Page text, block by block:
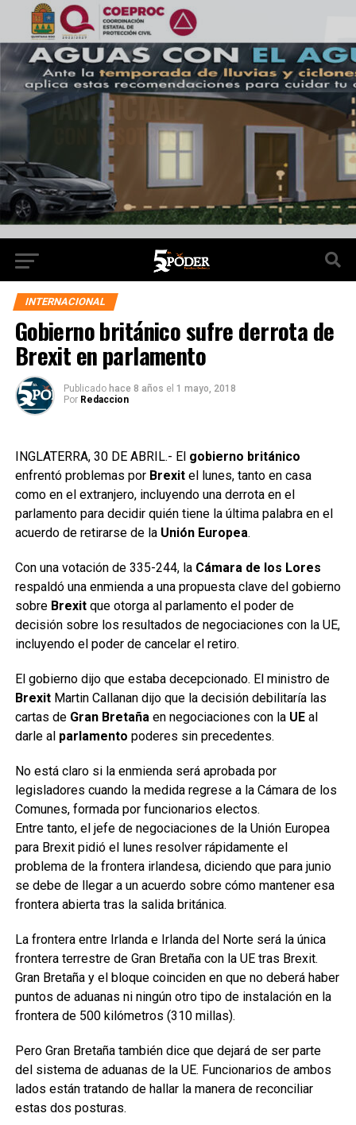
INTERNACIONAL
Gobierno británico sufre derrota de
Brexit en parlamento
Publicado hace 8 años el 1 mayo, 2018
Por Redaccion
INGLATERRA, 30 DE ABRIL.- El gobierno británico
enfrentó problemas por Brexitel lunes, tanto en casa
como en el extranjero, incluyendo una derrota en el
parlamento para decidir quién tiene la última palabra en el
acuerdo de retirarse de la Unión Europea.
Con una votación de 335-244, la Cámara de los Lores
respaldó una enmienda a una propuesta clave del gobierno
sobre Brexitque otorga al parlamento el poder de
decisión sobre los resultados de negociaciones con la UE,
incluyendo el poder de cancelar el retiro.
El gobierno dijo que estaba decepcionado. El ministro de
BrexitMartin Callanan dijo que la decisión debilitaría las
cartas de Gran Bretañaen negociaciones con la UEal
darle al parlamento poderes sin precedentes.
No está claro si la enmienda será aprobada por
legisladores cuando la medida regrese a la Cámara de los
Comunes, formada por funcionarios electos.
Entre tanto, el jefe de negociaciones de la Unión Europea
para Brexit pidió el lunes resolver rápidamente el
problema de la frontera irlandesa, diciendo que para junio
se debe de llegar a un acuerdo sobre cómo mantener esa
frontera abierta tras la salida británica.
La frontera entre Irlanda e Irlanda del Norte será la única
frontera terrestre de Gran Bretaña con la UE tras Brexit.
Gran Bretaña y el bloque coinciden en que no deberá haber
puntos de aduanas ni ningún otro tipo de instalación en la
frontera de 500 kilómetros (310 millas).
Pero Gran Bretaña también dice que dejará de ser parte
del sistema de aduanas de la UE. Funcionarios de ambos
lados están tratando de hallar la manera de reconciliar
estas dos posturas.